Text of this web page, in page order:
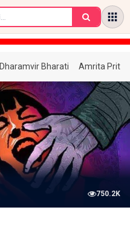
Dharamvir Bharati Amrita
750.2K